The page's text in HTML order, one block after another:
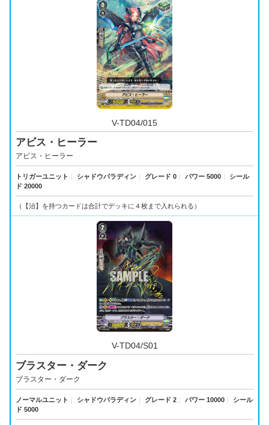
V-TD04/015
アビス・ヒーラー
アビス・ヒーラー
トリガーユニット ｜ シャドウパラディン ｜ グレード 0 ｜ パワー 5000 ｜
シール
ド 20000
（【治】を持つカードは合計でデッキに４枚まで入れられる）
V-TD04/S01
ブラスター・ダーク
ブラスター・ダーク
ノーマルユニット ｜ シャドウパラディン ｜ グレード 2 ｜ パワー 10000 ｜
シール
ド 5000